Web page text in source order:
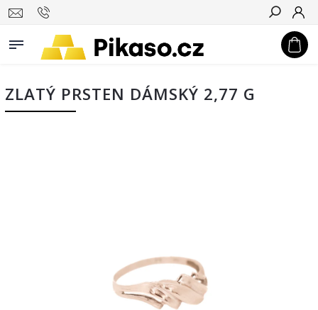
Hledat
ZLATÝ PRSTEN DÁMSKÝ 2,77 G